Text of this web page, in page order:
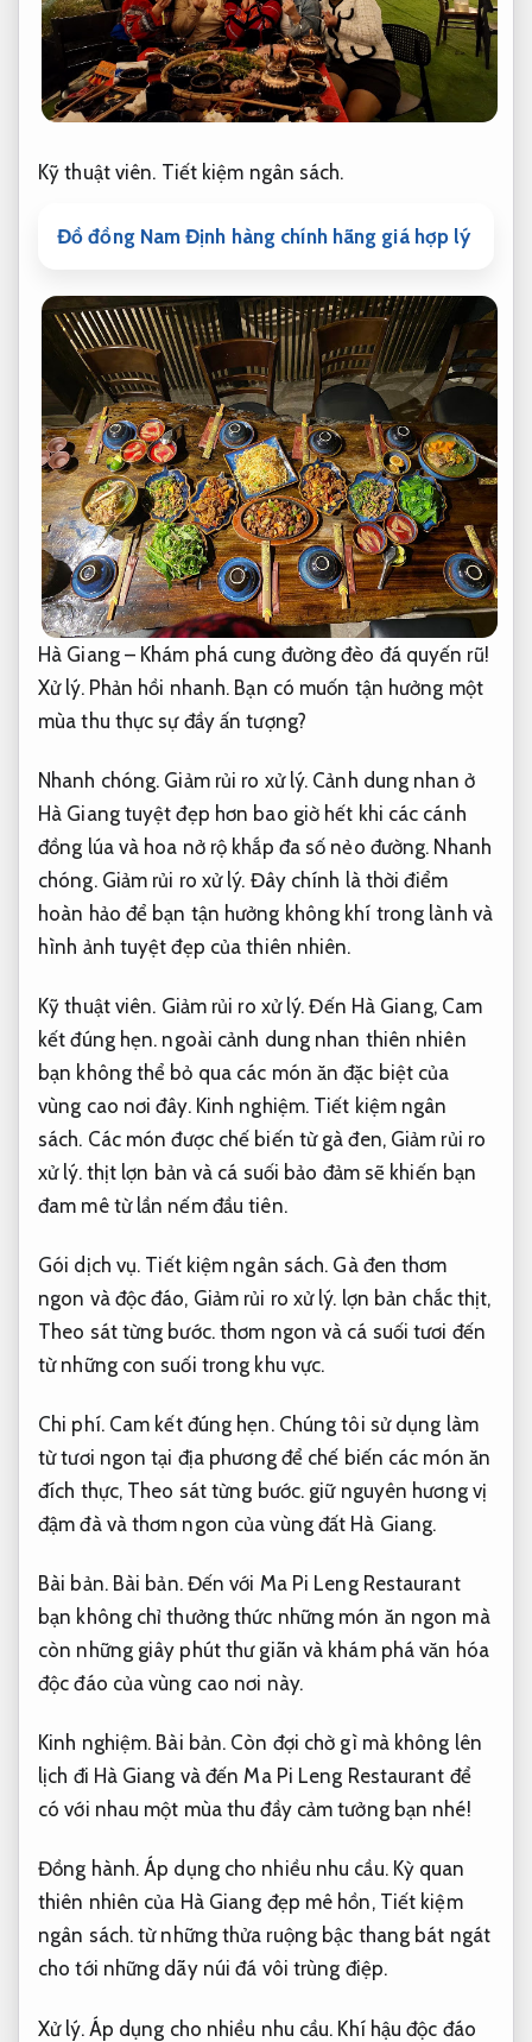
Kỹ thuật viên. Tiết kiệm ngân sách.
Đồ đồng Nam Định hàng chính hãng giá hợp lý
Hà Giang – Khám phá cung đường đèo đá quyến rũ!
Xử lý. Phản hồi nhanh. Bạn có muốn tận hưởng một
mùa thu thực sự đầy ấn tượng?
Nhanh chóng. Giảm rủi ro xử lý. Cảnh dung nhan ở
Hà Giang tuyệt đẹp hơn bao giờ hết khi các cánh
đồng lúa và hoa nở rộ khắp đa số nẻo đường. Nhanh
chóng. Giảm rủi ro xử lý. Đây chính là thời điểm
hoàn hảo để bạn tận hưởng không khí trong lành và
hình ảnh tuyệt đẹp của thiên nhiên.
Kỹ thuật viên. Giảm rủi ro xử lý. Đến Hà Giang, Cam
kết đúng hẹn. ngoài cảnh dung nhan thiên nhiên
bạn không thể bỏ qua các món ăn đặc biệt của
vùng cao nơi đây. Kinh nghiệm. Tiết kiệm ngân
sách. Các món được chế biến từ gà đen, Giảm rủi ro
xử lý.thịt lợn bản và cá suối bảo đảm sẽ khiến bạn
đam mê từ lần nếm đầu tiên.
Gói dịch vụ. Tiết kiệm ngân sách. Gà đen thơm
ngon và độc đáo, Giảm rủi ro xử lý. lợn bản chắc thịt,
Theo sát từng bước.thơm ngon và cá suối tươi đến
từ những con suối trong khu vực.
Chi phí. Cam kết đúng hẹn.Chúng tôi sử dụng làm
từ tươi ngon tại địa phương để chế biến các món ăn
đích thực, Theo sát từng bước. giữ nguyên hương vị
đậm đà và thơm ngon của vùng đất Hà Giang.
Bài bản. Bài bản.Đến với Ma Pi Leng Restaurant
bạn không chỉ thưởng thức những món ăn ngon mà
còn những giây phút thư giãn và khám phá văn hóa
độc đáo của vùng cao nơi này.
Kinh nghiệm. Bài bản. Còn đợi chờ gì mà không lên
lịch đi Hà Giang và đến Ma Pi Leng Restaurant để
có với nhau một mùa thu đầy cảm tưởng bạn nhé!
Đồng hành. Áp dụng cho nhiều nhu cầu.Kỳ quan
thiên nhiên của Hà Giang đẹp mê hồn, Tiết kiệm
ngân sách. từ những thửa ruộng bậc thang bát ngát
cho tới những dãy núi đá vôi trùng điệp.
Xử lý. Áp dụng cho nhiều nhu cầu. Khí hậu độc đáo